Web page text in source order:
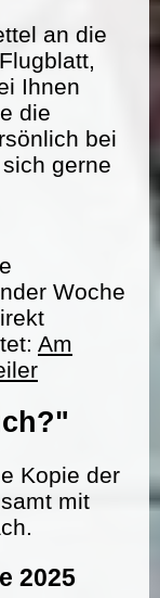
an die
Ihnen
die
bei
gerne
Woche
Am
Kopie der
mit
2025